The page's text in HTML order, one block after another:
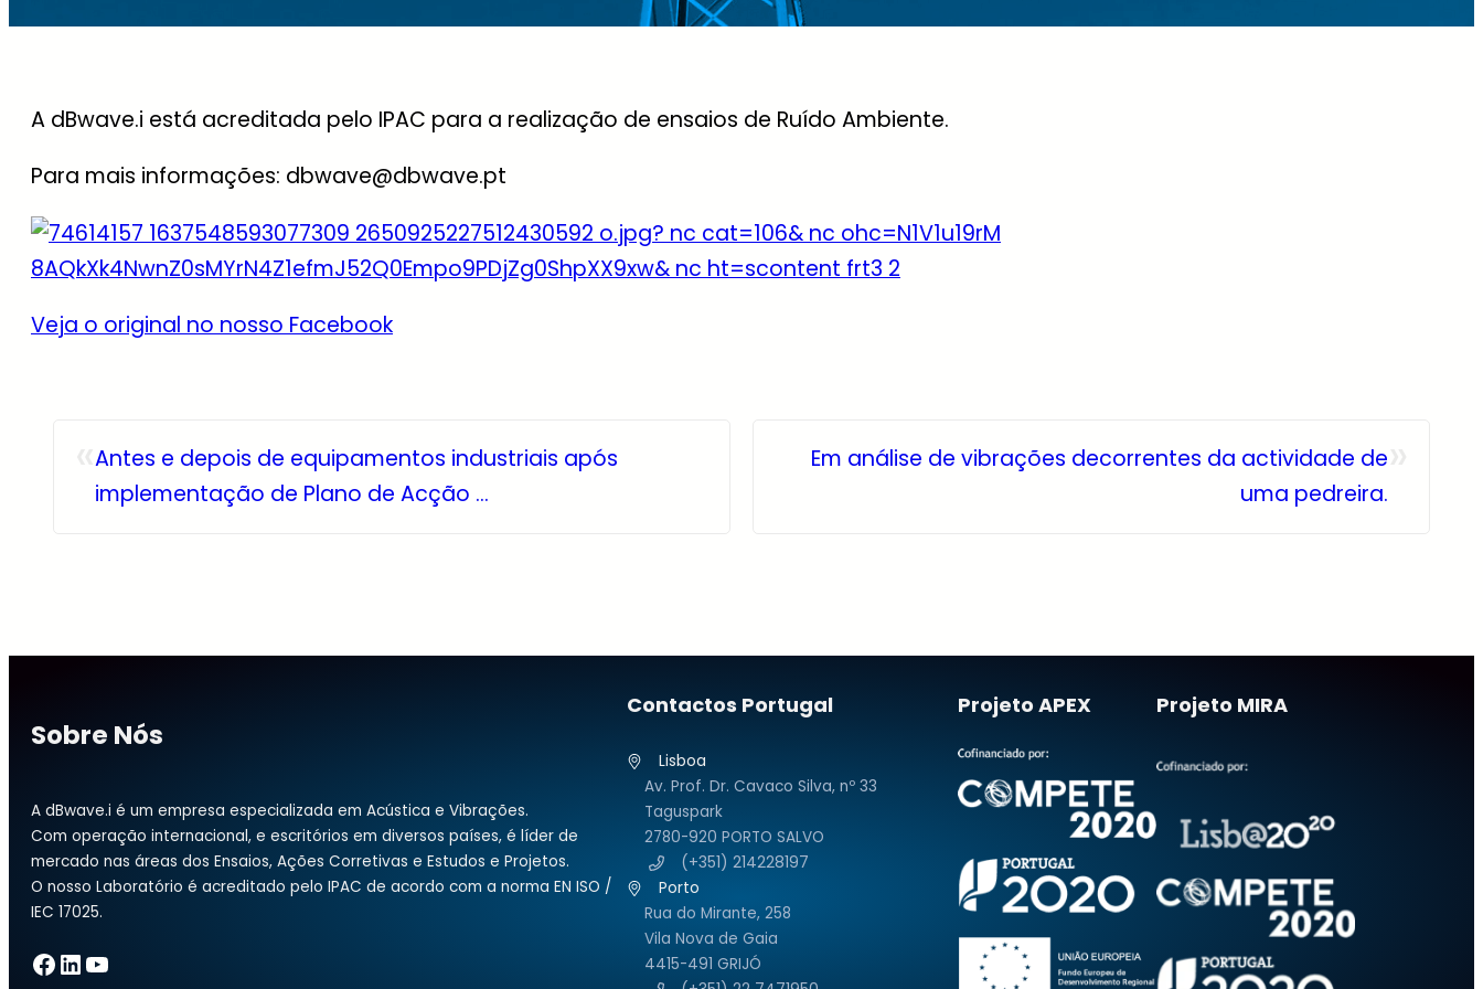
A dBwave.i está acreditada pelo IPAC para a realização de ensaios de Ruído Ambiente.
Para mais informações: dbwave@dbwave.pt
Veja o original no nosso Facebook
Antes e depois de equipamentos industriais após
implementação de Plano de Acção …
Em análise de vibrações decorrentes da actividade de
uma pedreira.
Sobre Nós
A dBwave.i é um empresa especializada em Acústica e Vibrações.
Com operação internacional, e escritórios em diversos países, é líder de
mercado nas áreas dos Ensaios, Ações Corretivas e Estudos e Projetos.
O nosso Laboratório é acreditado pelo IPAC de acordo com a norma EN ISO /
IEC 17025.
Facebook LinkedIn YouTube
Contactos Portugal
Lisboa
Av. Prof. Dr. Cavaco Silva, nº 33
Taguspark
2780-920 PORTO SALVO
(+351) 214228197
Porto
Rua do Mirante, 258
Vila Nova de Gaia
4415-491 GRIJÓ
Projeto APEX Projeto MIRA